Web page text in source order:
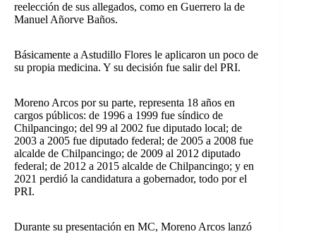
reelección de sus allegados, como en Guerrero la de
Manuel Añorve Baños.
Básicamente a Astudillo Flores le aplicaron un poco de
su propia medicina. Y su decisión fue salir del PRI.
Moreno Arcos por su parte, representa 18 años en
cargos públicos: de 1996 a 1999 fue síndico de
Chilpancingo; del 99 al 2002 fue diputado local; de
2003 a 2005 fue diputado federal; de 2005 a 2008 fue
alcalde de Chilpancingo; de 2009 al 2012 diputado
federal; de 2012 a 2015 alcalde de Chilpancingo; y en
2021 perdió la candidatura a gobernador, todo por el
PRI.
Durante su presentación en MC, Moreno Arcos lanzó